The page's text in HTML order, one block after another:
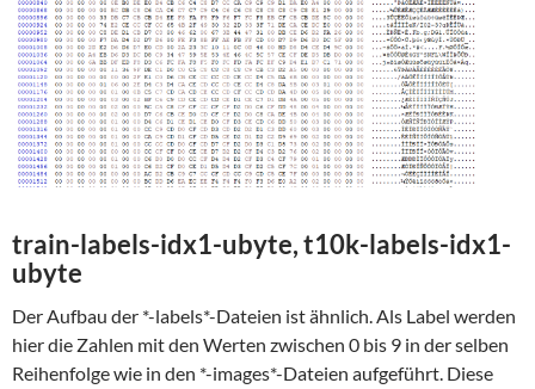
train-labels-idx1-ubyte, t10k-labels-idx1-
ubyte
Der Aufbau der *-labels*-Dateien ist ähnlich. Als Label werden
hier die Zahlen mit den Werten zwischen 0 bis 9 in der selben
Reihenfolge wie in den *-images*-Dateien aufgeführt. Diese